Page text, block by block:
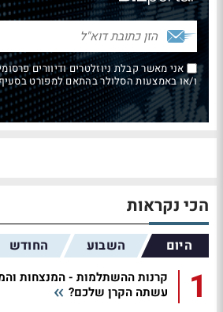
אני מאשר קבלת ניוזלטרים ודיוורים
ו/או באמצעות הסלולר בהתאם למפורט בסעיף 10 בתנאי
הכי נקראות
היום השבוע החודש
1
קרנות ההשתלמות - המנצחות
עשתה הקרן שלכם?